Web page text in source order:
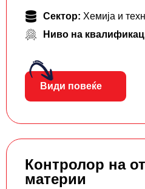
Сектор: Хемија и
Ниво на
Види повеќе
Контролор на
материи